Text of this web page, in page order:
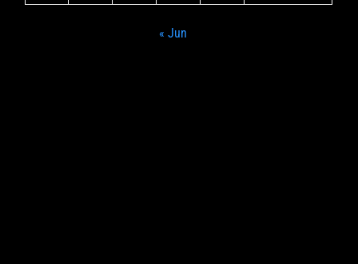
« Jun